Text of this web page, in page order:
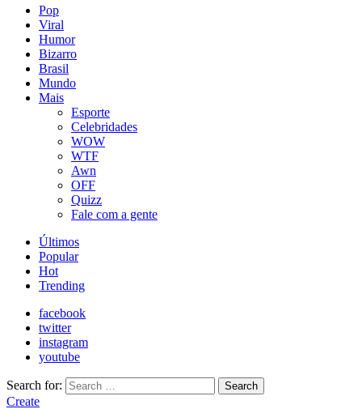
Pop
Viral
Humor
Bizarro
Brasil
Mundo
Mais
Esporte
Celebridades
WOW
WTF
Awn
OFF
Quizz
Fale com a gente
Últimos
Popular
Hot
Trending
facebook
twitter
instagram
youtube
Search for: Search
Create